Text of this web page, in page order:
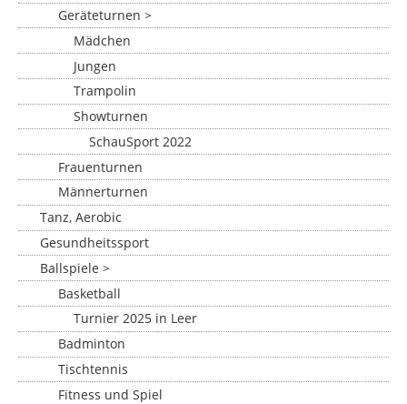
Geräteturnen >
Mädchen
Jungen
Trampolin
Showturnen
SchauSport 2022
Frauenturnen
Männerturnen
Tanz, Aerobic
Gesundheitssport
Ballspiele >
Basketball
Turnier 2025 in Leer
Badminton
Tischtennis
Fitness und Spiel